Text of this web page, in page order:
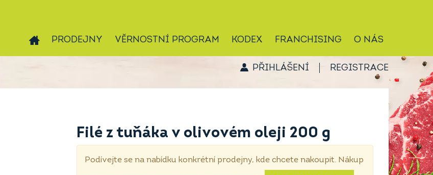
PRODEJNY VĚRNOSTNÍ PROGRAM KODEX FRANCHISING O NÁS
PŘIHLÁŠENÍ REGISTRACE
Filé z tuňáka v olivovém oleji 200 g
Podívejte se na nabídku konkrétní prodejny, kde chcete nakoupit. Nákup